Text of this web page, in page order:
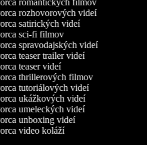
romantických filmov
rozhovorových videí
satirických videí
sci-fi filmov
spravodajských videí
teaser trailer videí
teaser videí
thrillerových filmov
tutoriálových videí
ukážkových videí
umeleckých videí
unboxing videí
video koláží